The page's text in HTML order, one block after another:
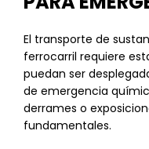
El transporte de
ferrocarril requiere
puedan ser
de emergencia
derrames o
fundamentales.